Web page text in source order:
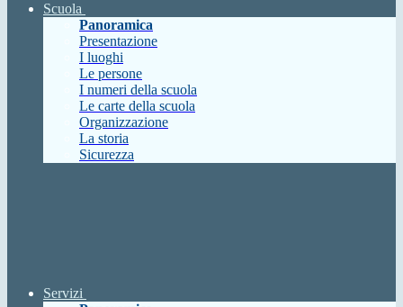
Scuola
Panoramica
Presentazione
I luoghi
Le persone
I numeri della scuola
Le carte della scuola
Organizzazione
La storia
Sicurezza
Servizi